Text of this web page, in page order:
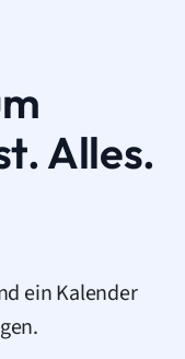
Alles.
ein Kalender